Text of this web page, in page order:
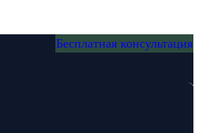
Бесплатная консультация